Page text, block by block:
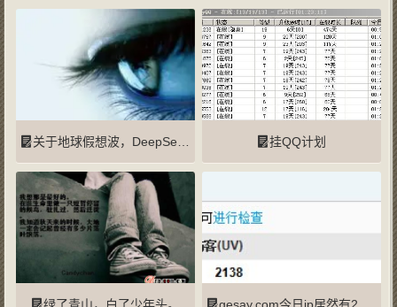
关于地球假想波，DeepSeek这么解答的 挂QQ计划